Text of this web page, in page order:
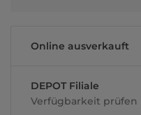
Online ausverkauft
DEPOT Filiale
Verfügbarkeit prüfen